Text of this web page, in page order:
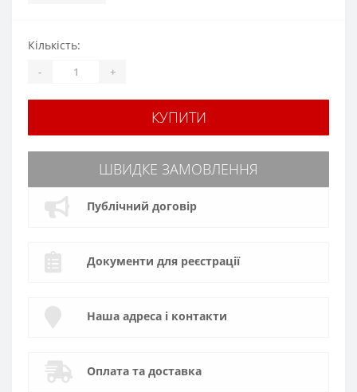
Кількість:
- +
КУПИТИ
ШВИДКЕ ЗАМОВЛЕННЯ
Публічний договір
Документи для реєстрації
Наша адреса і контакти
Оплата та доставка